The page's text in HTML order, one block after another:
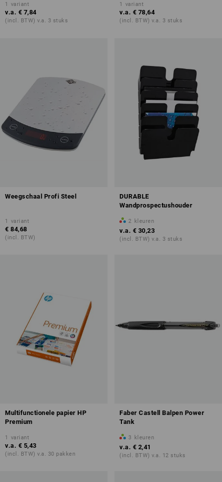
1 variant
v.a. € 7,84
(incl. BTW) v.a. 3 stuks
1 variant
v.a. € 78,64
(incl. BTW) v.a. 3 stuks
Weegschaal Profi Steel
1 variant
€ 84,68
(incl. BTW)
DURABLE
Wandprospectushouder
2 kleuren
v.a. € 30,23
(incl. BTW) v.a. 3 stuks
Multifunctionele papier HP
Premium
1 variant
v.a. € 5,43
(incl. BTW) v.a. 30 pakken
Faber Castell Balpen Power
Tank
3 kleuren
v.a. € 2,41
(incl. BTW) v.a. 12 stuks